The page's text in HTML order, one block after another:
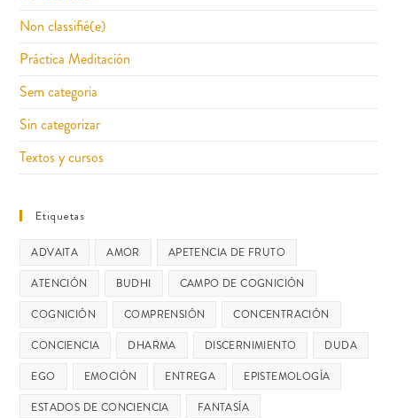
Non classifié(e)
Práctica Meditación
Sem categoria
Sin categorizar
Textos y cursos
Etiquetas
ADVAITA AMOR
APETENCIA DE FRUTO
ATENCIÓN
BUDHI
CAMPO DE COGNICIÓN
COGNICIÓN
COMPRENSIÓN
CONCENTRACIÓN
CONCIENCIA
DHARMA DISCERNIMIENTO
DUDA
EGO
EMOCIÓN ENTREGA
EPISTEMOLOGÍA
ESTADOS DE CONCIENCIA
FANTASÍA